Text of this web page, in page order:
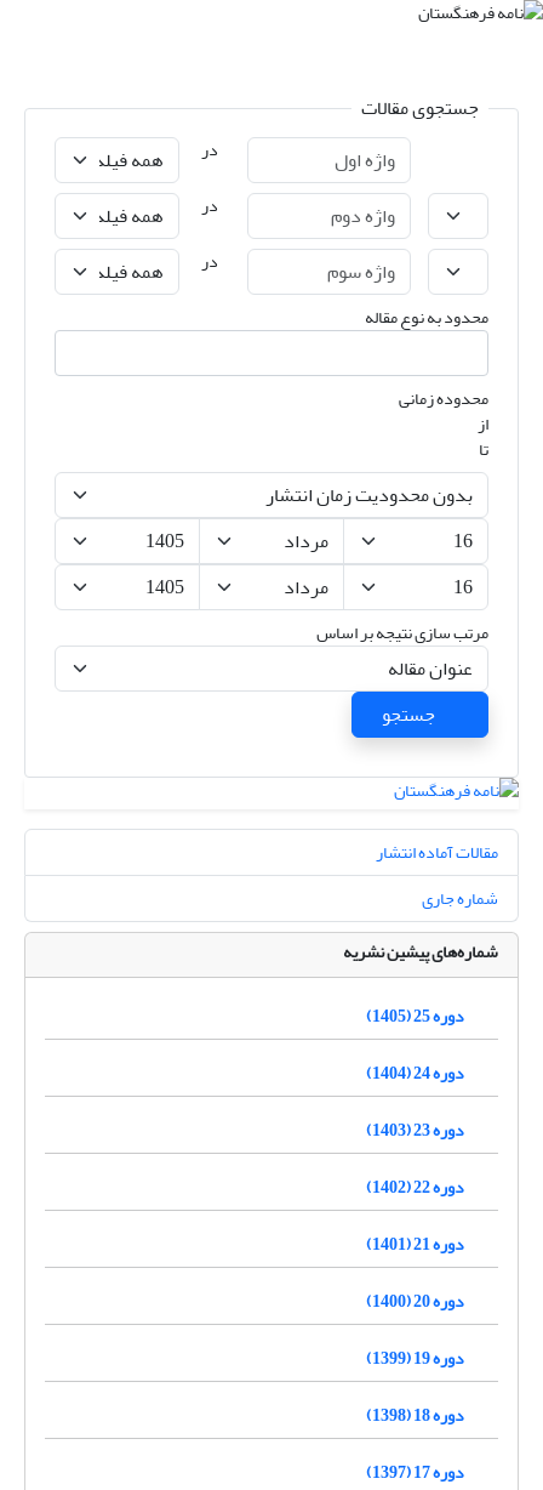
جستجوی مقالات
در
در
در
محدود به نوع مقاله
محدوده زمانی
از
تا
مرتب سازی نتیجه بر اساس
جستجو
مقالات آماده انتشار
شماره جاری
شماره‌های پیشین نشریه
دوره 25 (1405)
دوره 24 (1404)
دوره 23 (1403)
دوره 22 (1402)
دوره 21 (1401)
دوره 20 (1400)
دوره 19 (1399)
دوره 18 (1398)
دوره 17 (1397)